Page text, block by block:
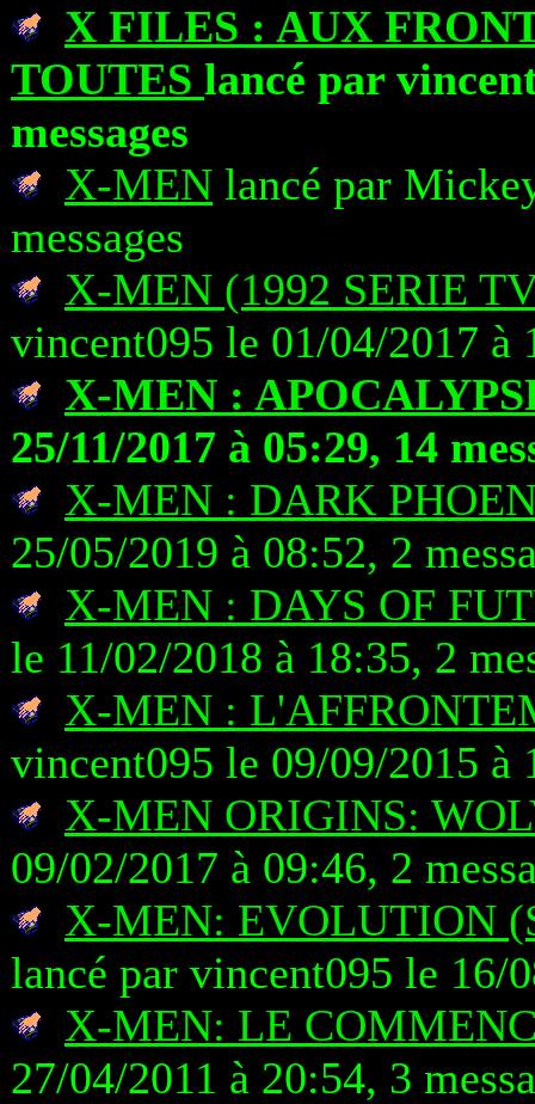
X FILES : AUX
TOUTES lancé par
messages
X-MEN lancé par
messages
X-MEN (1992 SERIE
vincent095 le 01/04/2017 à
X-MEN :
25/11/2017 à 05:29, 14
X-MEN : DARK
25/05/2019 à 08:52, 2
X-MEN : DAYS OF
le 11/02/2018 à 18:35, 2
X-MEN :
vincent095 le 09/09/2015 à
X-MEN ORIGINS:
09/02/2017 à 09:46, 2
X-MEN: EVOLUTION
lancé par vincent095 le 16/
X-MEN: LE
27/04/2011 à 20:54, 3